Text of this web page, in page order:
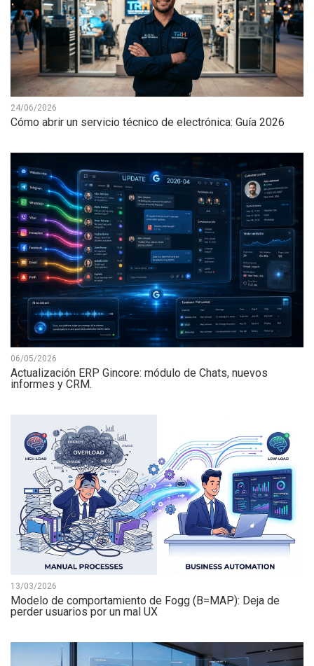
24/06/2026
Cómo abrir un servicio técnico de electrónica: Guía 2026
06/05/2026
Actualización ERP Gincore: módulo de Chats, nuevos
informes y CRM.
13/03/2026
Modelo de comportamiento de Fogg (B=MAP): Deja de
perder usuarios por un mal UX